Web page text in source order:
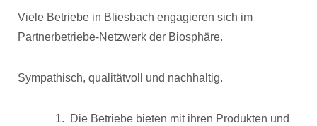
Viele Betriebe in Bliesbach engagieren sich im
Partnerbetriebe-Netzwerk der Biosphäre.
Sympathisch, qualitätvoll und nachhaltig.
Die Betriebe bieten mit ihren Produkten und